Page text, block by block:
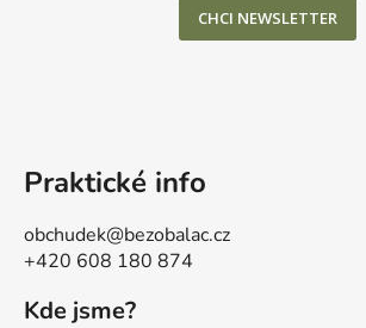
CHCI NEWSLETTER
Praktické info
obchudek@bezobalac.cz
+420 608 180 874
Kde jsme?